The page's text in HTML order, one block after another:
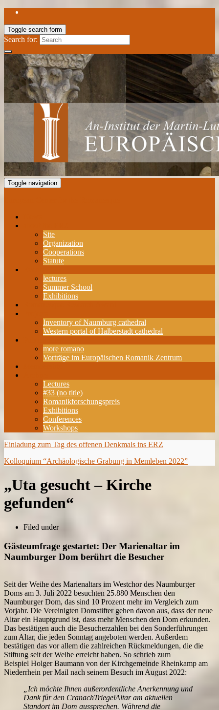
Toggle search form
Search for:
Toggle navigation
Site
Organization
Cooperations
Statute
lectures
Summer School
Exhibitions
Inventory of Naumburg cathedral
Western portal of Halberstadt cathedral
more romano
Vorträge im Europäischen Romanik Zentrum
Lectures
#33 (no title)
Romanikforschungspreis
Exhibitions
Conferences
Workshops
Einladung zum Tag des offenen Denkmals ins ERZ
Kolloquium “Archäologische Grabung in Memleben 2022”
„Uta gesucht – Kirche
gefunden“
Filed under
Gästeumfrage gestartet: Der Marienaltar im
Naumburger Dom berührt die Besucher
Seit der Weihe des Marienaltars im Westchor des Naumburger
Doms am 3. Juli 2022 besuchten 25.880 Menschen den
Naumburger Dom, das sind 10 Prozent mehr im Vergleich zum
Vorjahr. Die Vereinigten Domstifter gehen davon aus, dass der neue
Altar ein Hauptgrund ist, dass mehr Menschen den Dom erkunden.
Das bestätigen auch die Besucherzahlen bei den Sonderführungen
zum Altar, die jeden Sonntag angeboten werden. Außerdem
bestätigen das vor allem die zahlreichen Rückmeldungen, die die
Stiftung seit der Weihe erreicht haben. So schrieb zum
Beispiel Holger Baumann von der Kirchgemeinde Rheinkamp am
Niederrhein per Mail nach seinem Besuch im August 2022:
„Ich möchte Ihnen außerordentliche Anerkennung und
Dank für den CranachTriegelAltar am aktuellen
Standort im Dom aussprechen. Während die